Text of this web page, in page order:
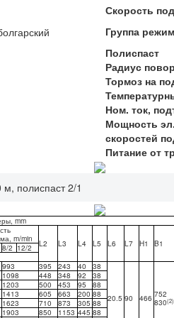
Скорость
Группа
Полиспаст
Радиус
Тормоз на
Ном. ток,
Мощность
скоростей
Питание от
полиспаст 2/1
mm
m/min
L2 L3 L4 L5 L6 L7 H1 B1
8/2 12/2
993 395 243 40 38
20.5 90 466 752
830(2)
1098 448 348 92
38
1203 500 453 95
88
1413 605 663 200 88
1623 710 873 305 88
1903 850 1153 445 88